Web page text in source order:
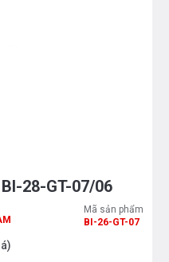
28-GT-07/06
Mã sản phẩm
BI-26-GT-07